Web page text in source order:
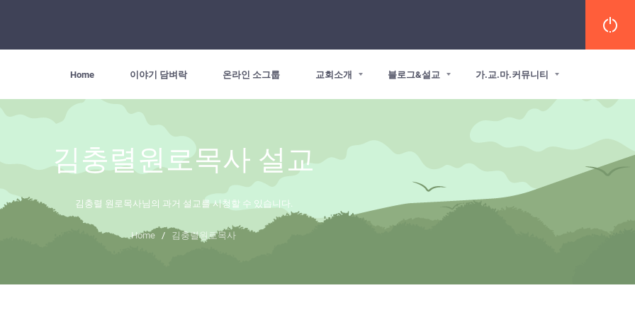
Home 이야기 담벼락 온라인 소그룹 교회소개 블로그&설교 가.교.마.커뮤니티
김충렬원로목사 설교
김충렬 원로목사님의 과거 설교를 시청할 수 있습니다.
Home / 김충렬원로목사